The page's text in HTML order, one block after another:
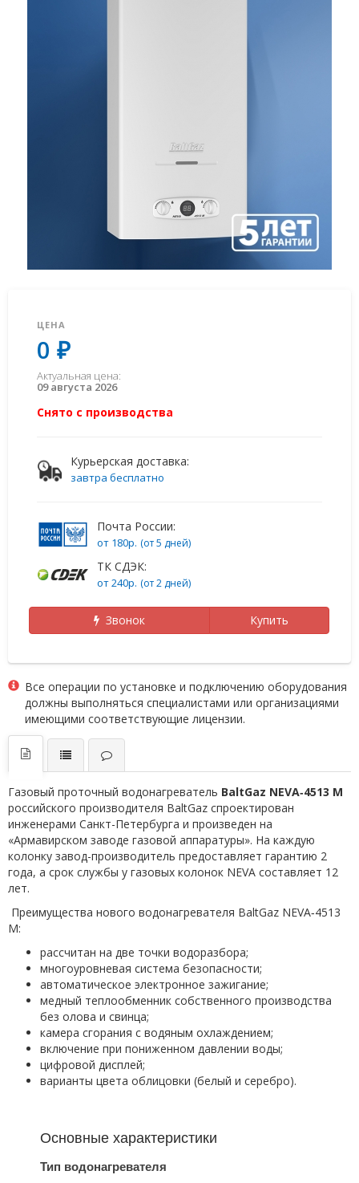
ЦЕНА
0 ₽
Актуальная цена:
09 августа 2026
Снято с производства
Курьерская доставка:
завтра бесплатно
Почта России:
от 180р. (от 5 дней)
ТК СДЭК:
от 240р. (от 2 дней)
Звонок Купить
Все операции по установке и подключению оборудования
должны выполняться специалистами или организациями
имеющими соответствующие лицензии.
Газовый проточный водонагреватель BaltGaz NEVA‑4513 М
российского производителя BaltGaz спроектирован
инженерами Санкт-Петербурга и произведен на
«Армавирском заводе газовой аппаратуры». На каждую
колонку завод-производитель предоставляет гарантию 2
года, а срок службы у газовых колонок NEVA составляет 12
лет.
Преимущества нового водонагревателя BаltGаz NEVA‑4513
М:
рассчитан на две точки водоразбора;
многоуровневая система безопасности;
автоматическое электронное зажигание;
медный теплообменник собственного производства
без олова и свинца;
камера сгорания с водяным охлаждением;
включение при пониженном давлении воды;
цифровой дисплей;
варианты цвета облицовки (белый и серебро).
Основные характеристики
Тип водонагревателя